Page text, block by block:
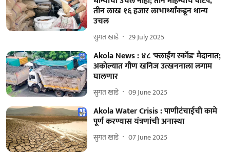
तीन लाख १६ हजार लाभार्थ्यांकडून धान्य
उचल
सुगत खाडे 29 July 2025
Akola News : ४८ 'फ्लाईंग स्कॉड' मैदानात;
अकोल्यात गौण खनिज उत्खननाला लगाम
घालणार
सुगत खाडे 09 June 2025
Akola Water Crisis : पाणीटंचाईची कामे
पूर्ण करण्यास यंत्रणांची अनास्था
सुगत खाडे 07 June 2025